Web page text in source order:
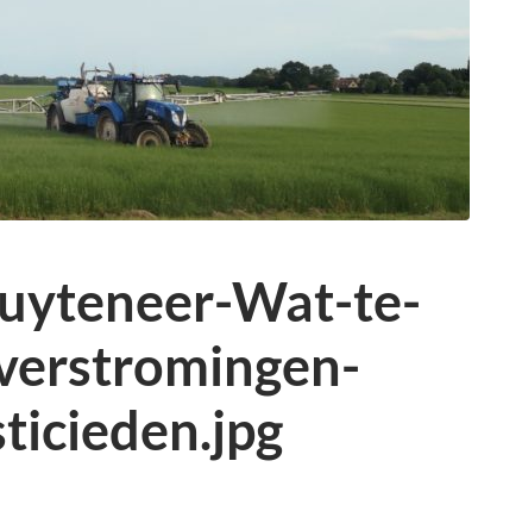
Wat-te-